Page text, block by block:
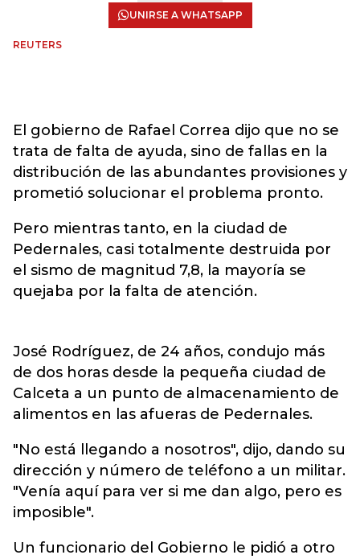
UNIRSE A WHATSAPP
REUTERS
El gobierno de Rafael Correa dijo que no se
trata de falta de ayuda, sino de fallas en la
distribución de las abundantes provisiones y
prometió solucionar el problema pronto.
Pero mientras tanto, en la ciudad de
Pedernales, casi totalmente destruida por
el sismo de magnitud 7,8, la mayoría se
quejaba por la falta de atención.
José Rodríguez, de 24 años, condujo más
de dos horas desde la pequeña ciudad de
Calceta a un punto de almacenamiento de
alimentos en las afueras de Pedernales.
"No está llegando a nosotros", dijo, dando su
dirección y número de teléfono a un militar.
"Venía aquí para ver si me dan algo, pero es
imposible".
Un funcionario del Gobierno le pidió a otro